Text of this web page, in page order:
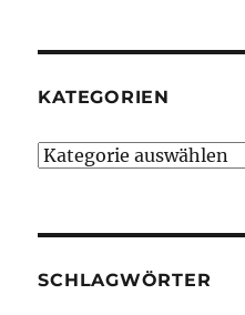
KATEGORIEN
Kategorien
SCHLAGWÖRTER